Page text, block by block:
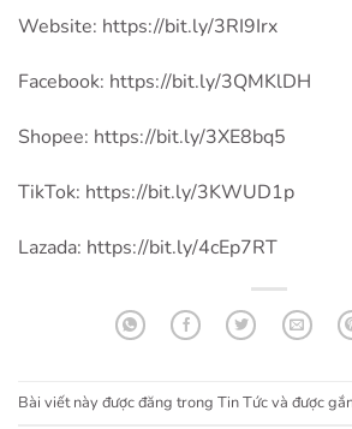
Website: https://bit.ly/3RI9Irx
Facebook: https://bit.ly/3QMKlDH
Shopee: https://bit.ly/3XE8bq5
TikTok: https://bit.ly/3KWUD1p
Lazada: https://bit.ly/4cEp7RT
Bài viết này được đăng trong Tin Tứcvà được